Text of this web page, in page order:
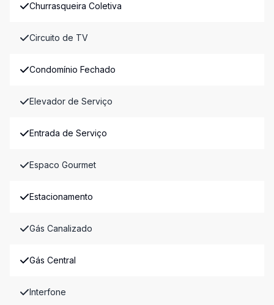
Churrasqueira Coletiva
Circuito de TV
Condomínio Fechado
Elevador de Serviço
Entrada de Serviço
Espaco Gourmet
Estacionamento
Gás Canalizado
Gás Central
Interfone